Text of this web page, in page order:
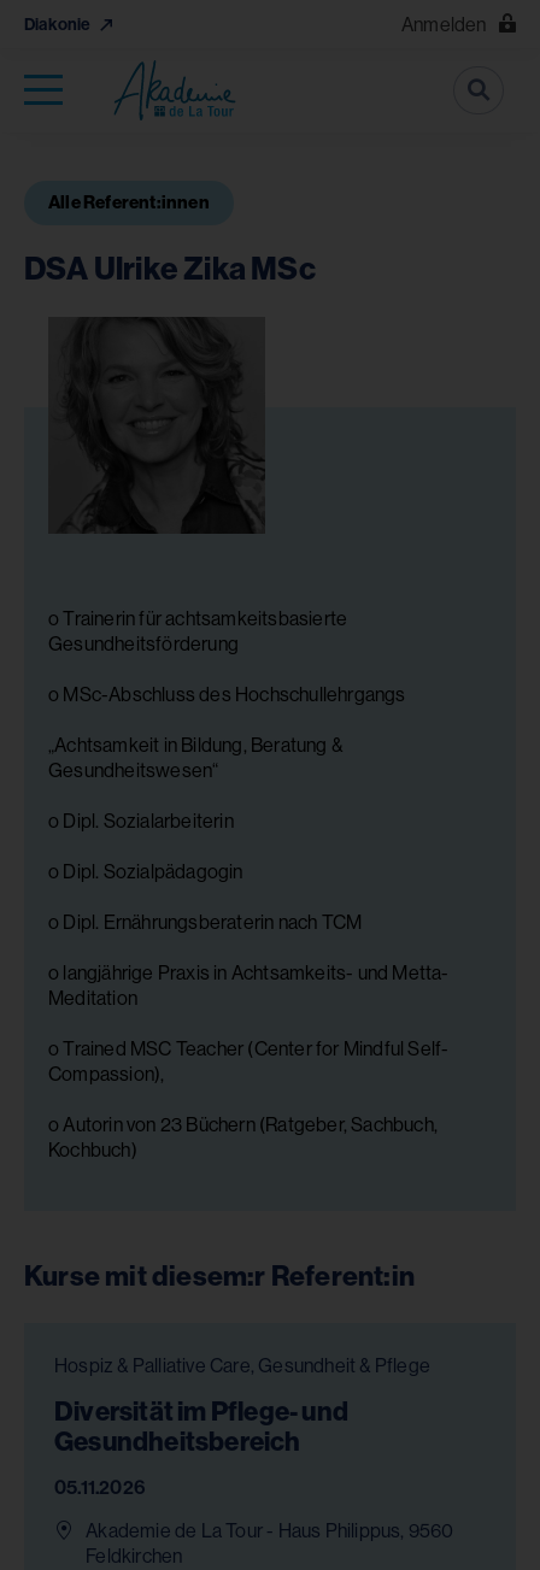
Diakonie Anmelden
Suche
Alle Referent:innen
DSA Ulrike Zika MSc
o Trainerin für achtsamkeitsbasierte
Gesundheitsförderung
o MSc-Abschluss des Hochschullehrgangs
„Achtsamkeit in Bildung, Beratung &
Gesundheitswesen“
o Dipl. Sozialarbeiterin
o Dipl. Sozialpädagogin
o Dipl. Ernährungsberaterin nach TCM
o langjährige Praxis in Achtsamkeits- und Metta-
Meditation
o Trained MSC Teacher (Center for Mindful Self-
Compassion),
o Autorin von 23 Büchern (Ratgeber, Sachbuch,
Kochbuch)
Kurse mit diesem:r Referent:in
Hospiz & Palliative Care, Gesundheit & Pflege
Diversität im Pflege- und
Gesundheitsbereich
05.11.2026
Akademie de La Tour - Haus Philippus, 9560
Feldkirchen